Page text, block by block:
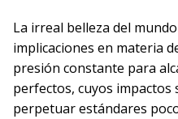
La irreal belleza del
implicaciones en materia
presión constante para
perfectos, cuyos impactos
perpetuar estándares